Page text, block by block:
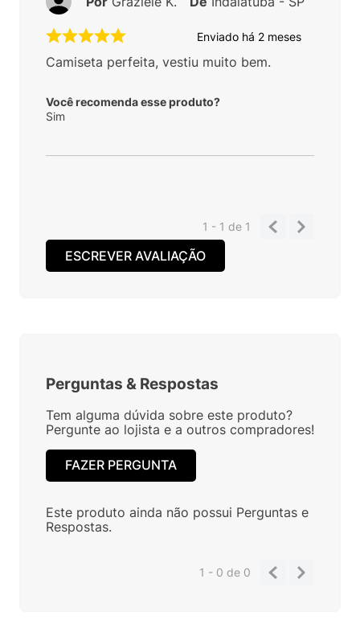
Enviado há 2 meses
Camiseta perfeita, vestiu muito bem.
Você recomenda esse produto?
Sim
1 - 1de 1
ESCREVER AVALIAÇÃO
Perguntas & Respostas
Tem alguma dúvida sobre este produto?
Pergunte ao lojista e a outros compradores!
FAZER PERGUNTA
Este produto ainda não possui Perguntas e
Respostas.
1 - 0de 0